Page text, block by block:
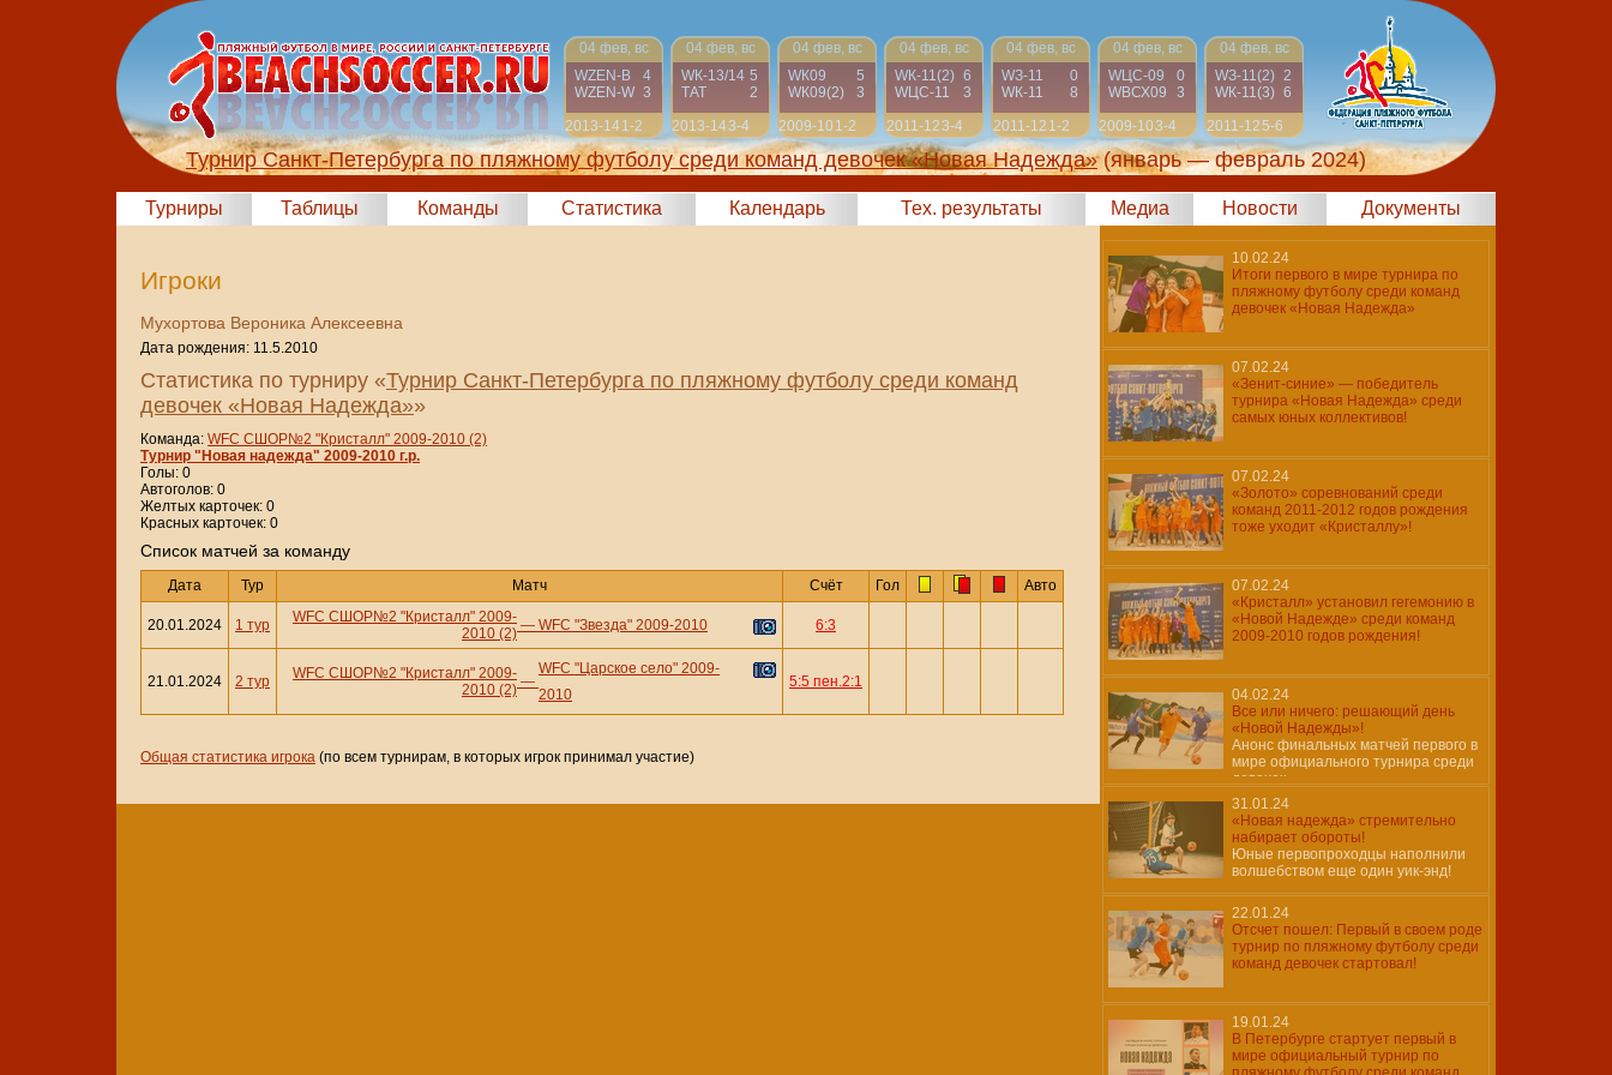
04 фев, вс
WZEN-B
4
WZEN-W 3
2013-141-2
04 фев, вс
WК-13/14 5
ТАТ
2
2013-143-4
04 фев, вс
WК09
5
WК09(2)
3
2009-10 1-2
04 фев, вс
WК-11(2) 6
WЦС-11
3
2011-123-4
04 фев, вс
WЗ-11
0
WК-11
8
2011-12 1-2
04 фев, вс
WЦС-09
0
WВСХ09
3
2009-103-4
04 фев, вс
WЗ-11(2) 2
WК-11(3) 6
2011-125-6
Турнир Санкт-Петербурга по пляжному футболу среди команд девочек «Новая Надежда» (январь — февраль 2024)
Турниры Таблицы Команды Статистика Календарь Тех. результаты Медиа Новости Документы
Игроки
Мухортова Вероника Алексеевна
Дата рождения: 11.5.2010
Статистика по турниру «Турнир Санкт-Петербурга по пляжному футболу среди команд
девочек «Новая Надежда»»
Команда: WFC СШОР№2 "Кристалл" 2009-2010 (2)
Турнир "Новая надежда" 2009-2010 г.р.
Голы: 0
Автоголов: 0
Желтых карточек: 0
Красных карточек: 0
Cписок матчей за команду
Дата Тур Матч Счёт Гол Авто
20.01.2024 1 тур
WFC СШОР№2 "Кристалл" 2009-
2010 (2) — WFC "Звезда" 2009-2010 6:3
21.01.2024 2 тур
WFC СШОР№2 "Кристалл" 2009-
2010 (2) —
WFC "Царское село" 2009-
2010
5:5 пен.2:1
Общая статистика игрока (по всем турнирам, в которых игрок принимал участие)
10.02.24
Итоги первого в мире турнира по
пляжному футболу среди команд
девочек «Новая Надежда»
07.02.24
«Зенит-синие» — победитель
турнира «Новая Надежда» среди
самых юных коллективов!
07.02.24
«Золото» соревнований среди
команд 2011-2012 годов рождения
тоже уходит «Кристаллу»!
07.02.24
«Кристалл» установил гегемонию в
«Новой Надежде» среди команд
2009-2010 годов рождения!
04.02.24
Все или ничего: решающий день
«Новой Надежды»!
Анонс финальных матчей первого в
мире официального турнира среди
девочек
31.01.24
«Новая надежда» стремительно
набирает обороты!
Юные первопроходцы наполнили
волшебством еще один уик-энд!
22.01.24
Отсчет пошел: Первый в своем роде
турнир по пляжному футболу среди
команд девочек стартовал!
19.01.24
В Петербурге стартует первый в
мире официальный турнир по